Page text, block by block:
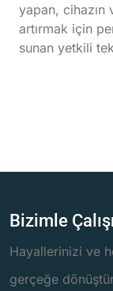
yapan,
artırmak için
sunan yetkili
Bizimle
Hayallerinizi ve
gerçeğe